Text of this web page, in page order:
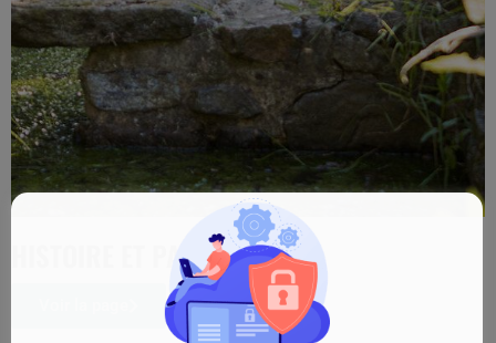
HISTOIRE ET PATRIMOINE